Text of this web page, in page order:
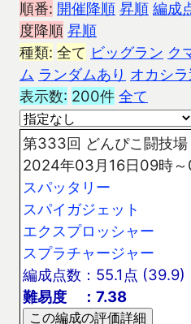
順番: 開催降順 昇順 編成
度降順 昇順
種類: 全て ビッグラン ク
ム ランダムあり オカシ
表示数: 200件 全て
第333回 どんぴこ闘技場
2024年03月16日09時
スパッタリー
スパイガジェット
エクスプロッシャー
スプラチャージャー
編成点数：55.1点 (39.9)
難易度 ：7.38